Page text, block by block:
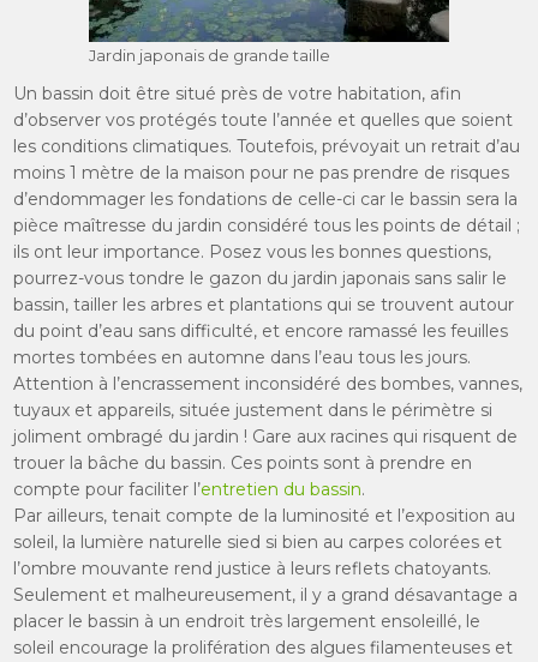
Jardin japonais de grande taille
Un bassin doit être situé près de votre habitation, afin
d’observer vos protégés toute l’année et quelles que soient
les conditions climatiques. Toutefois, prévoyait un retrait d’au
moins 1 mètre de la maison pour ne pas prendre de risques
d’endommager les fondations de celle-ci car le bassin sera la
pièce maîtresse du jardin considéré tous les points de détail ;
ils ont leur importance. Posez vous les bonnes questions,
pourrez-vous tondre le gazon du jardin japonais sans salir le
bassin, tailler les arbres et plantations qui se trouvent autour
du point d’eau sans difficulté, et encore ramassé les feuilles
mortes tombées en automne dans l’eau tous les jours.
Attention à l’encrassement inconsidéré des bombes, vannes,
tuyaux et appareils, située justement dans le périmètre si
joliment ombragé du jardin ! Gare aux racines qui risquent de
trouer la bâche du bassin. Ces points sont à prendre en
compte pour faciliter l’entretien du bassin.
Par ailleurs, tenait compte de la luminosité et l’exposition au
soleil, la lumière naturelle sied si bien au carpes colorées et
l’ombre mouvante rend justice à leurs reflets chatoyants.
Seulement et malheureusement, il y a grand désavantage a
placer le bassin à un endroit très largement ensoleillé, le
soleil encourage la prolifération des algues filamenteuses et